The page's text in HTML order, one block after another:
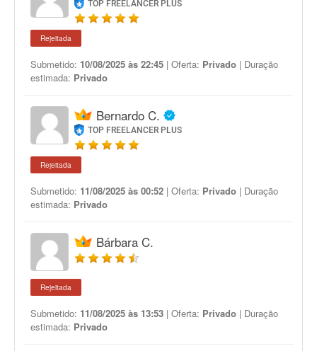
TOP FREELANCER PLUS
Rejeitada
Submetido: 10/08/2025 às 22:45 | Oferta: Privado | Duração
estimada: Privado
Bernardo C.
TOP FREELANCER PLUS
Rejeitada
Submetido: 11/08/2025 às 00:52 | Oferta: Privado | Duração
estimada: Privado
Bárbara C.
Rejeitada
Submetido: 11/08/2025 às 13:53 | Oferta: Privado | Duração
estimada: Privado